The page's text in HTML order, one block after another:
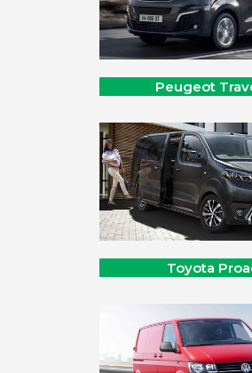
Peugeot
Toyota